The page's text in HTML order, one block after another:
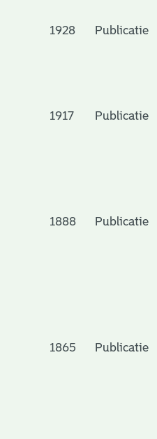
1928 Publicatie
1917 Publicatie
1888 Publicatie
1865 Publicatie